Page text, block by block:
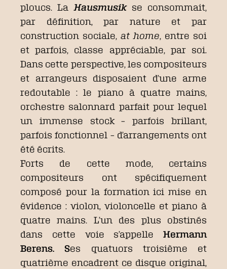
ploucs. LaHausmusik se consommait,
par définition, par nature et par
construction sociale, at home, entre soi
et parfois, classe appréciable, par soi.
Dans cette perspective, les compositeurs
et arrangeurs disposaient d’une arme
redoutable : le piano à quatre mains,
orchestre salonnard parfait pour lequel
un immense stock – parfois brillant,
parfois fonctionnel – d’arrangements ont
été écrits.
Forts de cette mode, certains
compositeurs ont spécifiquement
composé pour la formation ici mise en
évidence : violon, violoncelle et piano à
quatre mains. L’un des plus obstinés
dans cette voie s’appelle Hermann
Berens. Ses quatuors troisième et
quatrième encadrent ce disque original,